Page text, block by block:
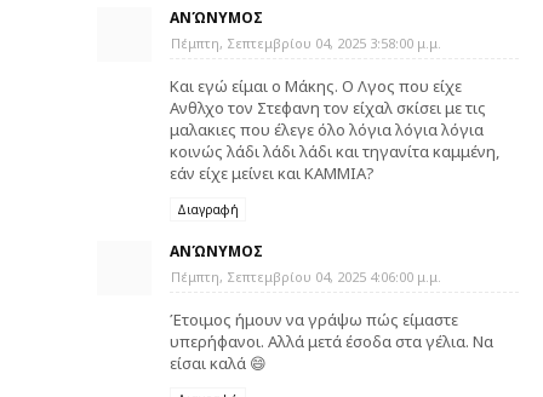
ΑΝΏΝΥΜΟΣ
Πέμπτη, Σεπτεμβρίου 04, 2025 3:58:00 μ.μ.
Και εγώ είμαι ο Μάκης. Ο Λγος που είχε
Ανθλχο τον Στεφανη τον είχαλ σκίσει με τις
μαλακιες που έλεγε όλο λόγια λόγια λόγια
κοινώς λάδι λάδι λάδι και τηγανίτα καμμένη,
εάν είχε μείνει και ΚΑΜΜΙΑ?
Διαγραφή
ΑΝΏΝΥΜΟΣ
Πέμπτη, Σεπτεμβρίου 04, 2025 4:06:00 μ.μ.
Έτοιμος ήμουν να γράψω πώς είμαστε
υπερήφανοι. Αλλά μετά έσοδα στα γέλια. Να
είσαι καλά 😄